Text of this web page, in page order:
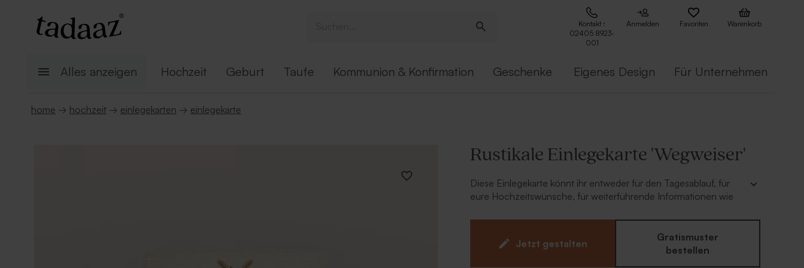
Kontakt :
02405 8923-
001
Anmelden Favoriten Warenkorb
Alles anzeigen Hochzeit Geburt Taufe Kommunion & Konfirmation Geschenke Eigenes Design Für Unternehmen
home → hochzeit → einlegekarten → einlegekarte
Rustikale Einlegekarte 'Wegweiser'
Diese Einlegekarte könnt ihr entweder für den Tagesablauf, für
eure Hochzeitswünsche, für weiterführende Informationen wie
Unterscheidung der Hochzeitsgäste nutzen.
Ihr habt Gäste, die den ganzen Tag mit euch verbringen werden.
Ihr habt sicher auch Gäste, die nur zum Sektempfang eingeladen
Jetzt gestalten
Gratismuster
bestellen